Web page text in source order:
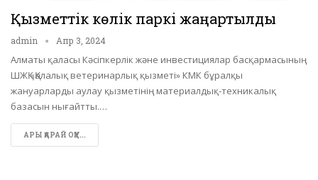
Қызметтік көлік паркі жаңартылды
admin Апр 3, 2024
Алматы қаласы Кәсіпкерлік және инвестициялар басқармасының
ШЖҚ «Қалалық ветеринарлық қызметі» КМК бұралқы
жануарларды аулау қызметінің материалдық-техникалық
базасын нығайтты.…
АРЫ ҚАРАЙ ОҚУ...